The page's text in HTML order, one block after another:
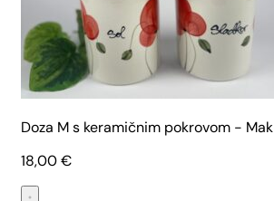
Doza M s keramičnim pokrovom - Mak
18,00€